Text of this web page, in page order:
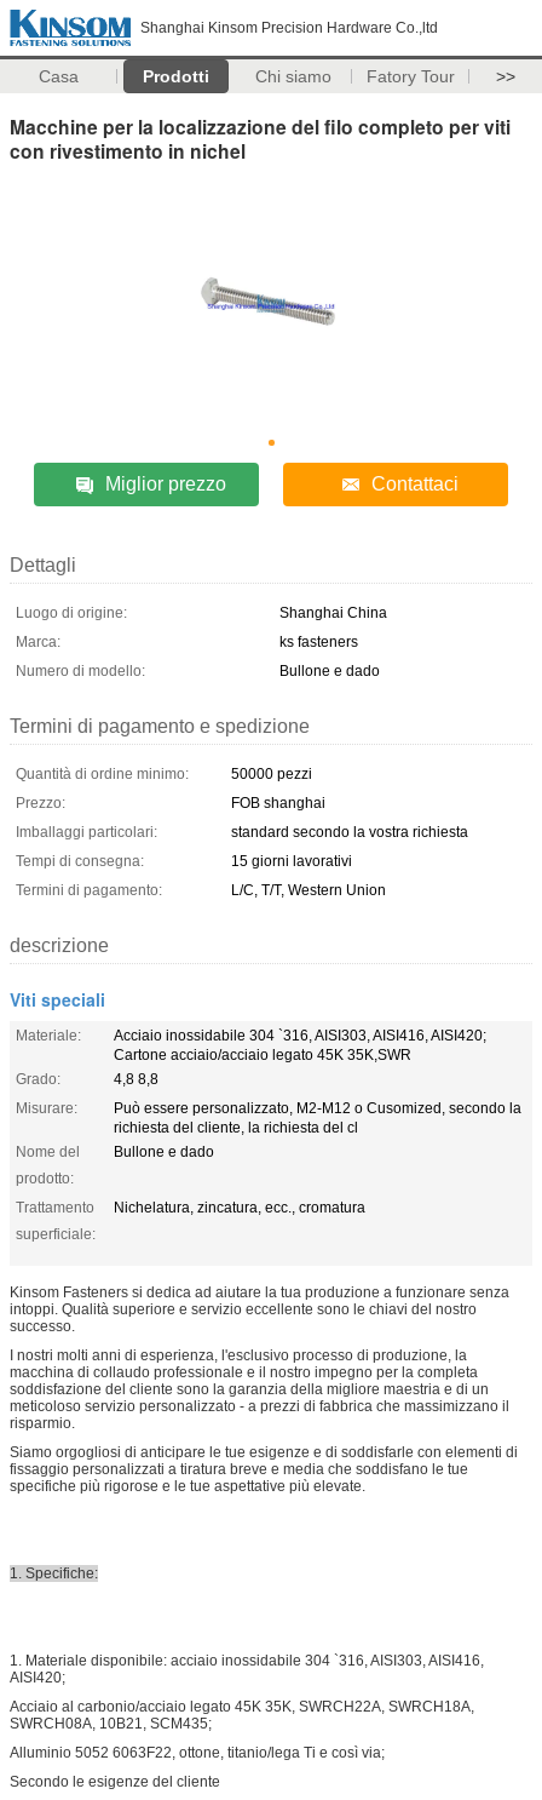
Shanghai Kinsom Precision Hardware Co.,ltd
Casa Prodotti Chi siamo Fatory Tour >>
Macchine per la localizzazione del filo completo per viti
con rivestimento in nichel
Miglior prezzo Contattaci
Dettagli
Luogo di origine:
Shanghai China
Marca:
ks fasteners
Numero di modello:
Bullone e dado
Termini di pagamento e spedizione
Quantità di ordine minimo:
50000 pezzi
Prezzo:
FOB shanghai
Imballaggi particolari:
standard secondo la vostra richiesta
Tempi di consegna:
15 giorni lavorativi
Termini di pagamento:
L/C, T/T, Western Union
descrizione
Viti speciali
Materiale:
Acciaio inossidabile 304 `316, AISI303, AISI416, AISI420;
Cartone acciaio/acciaio legato 45K 35K,SWR
Grado:
4,8 8,8
Misurare:
Può essere personalizzato, M2-M12 o Cusomized, secondo la
richiesta del cliente, la richiesta del cl
Nome del
prodotto:
Bullone e dado
Trattamento
superficiale:
Nichelatura, zincatura, ecc., cromatura
Kinsom Fasteners si dedica ad aiutare la tua produzione a funzionare senza
intoppi. Qualità superiore e servizio eccellente sono le chiavi del nostro
successo.
I nostri molti anni di esperienza, l'esclusivo processo di produzione, la
macchina di collaudo professionale e il nostro impegno per la completa
soddisfazione del cliente sono la garanzia della migliore maestria e di un
meticoloso servizio personalizzato - a prezzi di fabbrica che massimizzano il
risparmio.
Siamo orgogliosi di anticipare le tue esigenze e di soddisfarle con elementi di
fissaggio personalizzati a tiratura breve e media che soddisfano le tue
specifiche più rigorose e le tue aspettative più elevate.
1. Specifiche:
1. Materiale disponibile: acciaio inossidabile 304 `316, AISI303, AISI416,
AISI420;
Acciaio al carbonio/acciaio legato 45K 35K, SWRCH22A, SWRCH18A,
SWRCH08A, 10B21, SCM435;
Alluminio 5052 6063F22, ottone, titanio/lega Ti e così via;
Secondo le esigenze del cliente